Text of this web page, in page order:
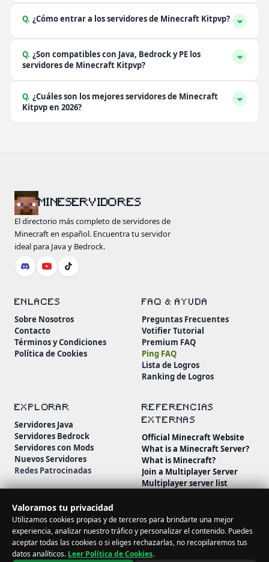
Valoramos tu privacidad
Utilizamos cookies propias y de terceros para brindarte una mejor
experiencia, analizar nuestro tráfico y personalizar el contenido. Puedes
aceptar todas las cookies o si eliges rechazarlas, no recopilaremos tus
datos analíticos. Leer Política de Cookies.
Q. ¿Cómo entrar a los servidores de Minecraft Kitpvp?
Q. ¿Son compatibles con Java, Bedrock y PE los
servidores de Minecraft Kitpvp?
Q. ¿Cuáles son los mejores servidores de Minecraft
Kitpvp en 2026?
MINESERVIDORES
El directorio más completo de servidores de
Minecraft en español. Encuentra tu servidor
ideal para Java y Bedrock.
ENLACES
Sobre Nosotros
Contacto
Términos y Condiciones
Política de Cookies
FAQ & AYUDA
Preguntas Frecuentes
Votifier Tutorial
Premium FAQ
Ping FAQ
Lista de Logros
Ranking de Logros
EXPLORAR
Servidores Java
Servidores Bedrock
Servidores con Mods
Nuevos Servidores
Redes Patrocinadas
REFERENCIAS
EXTERNAS
Official Minecraft Website
What is a Minecraft Server?
What is Minecraft?
Join a Multiplayer Server
Multiplayer server list